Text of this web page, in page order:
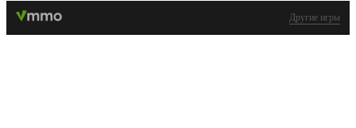
Другие игры